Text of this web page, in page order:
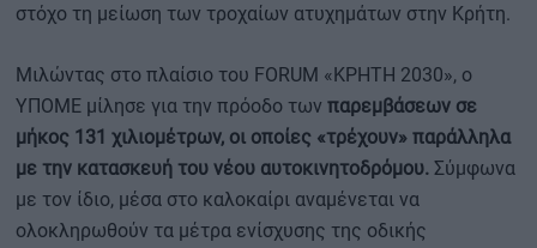
στόχο τη μείωση των τροχαίων ατυχημάτων στην Κρήτη.
Μιλώντας στο πλαίσιο του FORUM «ΚΡΗΤΗ 2030», ο
ΥΠΟΜΕ μίλησε για την πρόοδο των παρεμβάσεων σε
μήκος 131 χιλιομέτρων, οι οποίες «τρέχουν» παράλληλα
με την κατασκευή του νέου αυτοκινητοδρόμου. Σύμφωνα
με τον ίδιο, μέσα στο καλοκαίρι αναμένεται να
ολοκληρωθούν τα μέτρα ενίσχυσης της οδικής